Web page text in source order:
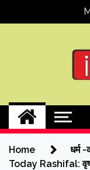
Home
धर्म -
Today Rashifal: वृषभ